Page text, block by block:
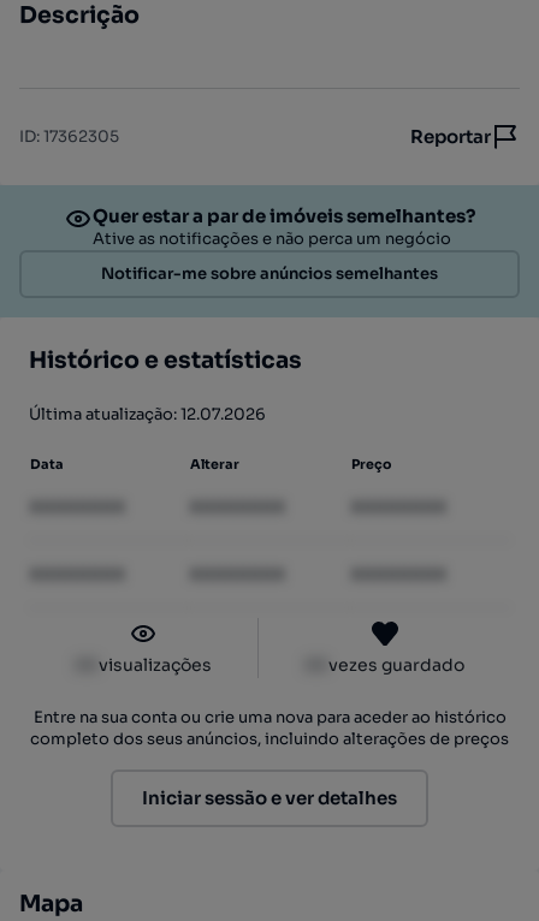
Descrição
ID:17362305 Reportar
Quer estar a par de imóveis semelhantes?
Ative as notificações e não perca um negócio
Notificar-me sobre anúncios semelhantes
Histórico e estatísticas
Última atualização: 12.07.2026
Data Alterar Preço
visualizações vezes guardado
Entre na sua conta ou crie uma nova para aceder ao histórico
completo dos seus anúncios, incluindo alterações de preços
Iniciar sessão e ver detalhes
Mapa